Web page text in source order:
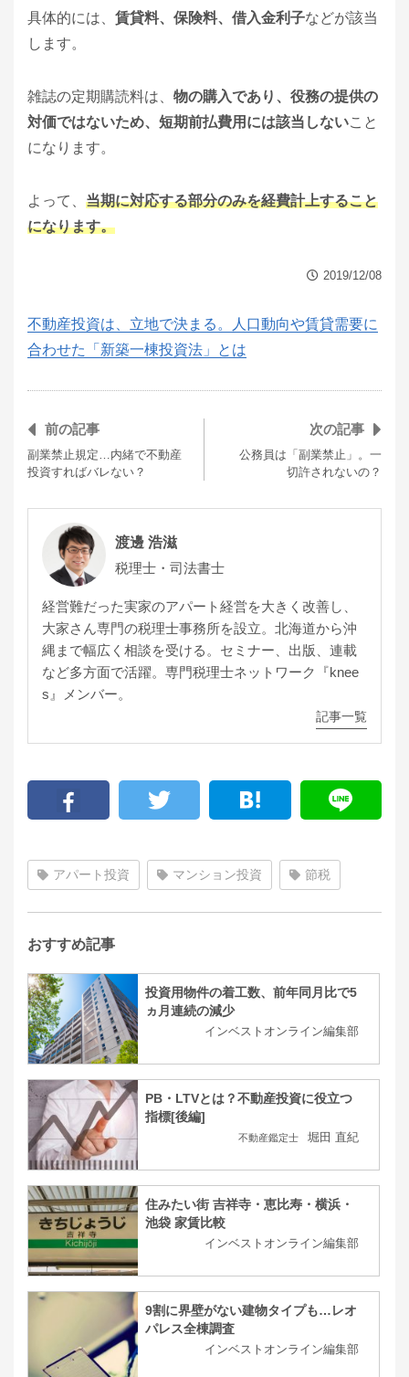
具体的には、 賃貸料、保険料、借入金利子などが該当
します。
雑誌の定期購読料は、 物の購入であり、役務の提供の
対価ではないため、短期前払費用には該当しないこと
になります。
よって、 当期に対応する部分のみを経費計上すること
になります。
2019/12/08
不動産投資は、立地で決まる。人口動向や賃貸需要に
合わせた「新築一棟投資法」とは
前の記事
副業禁止規定…内緒で不動産
投資すればバレない？
次の記事
公務員は「副業禁止」。一
切許されないの？
渡邊 浩滋
税理士・司法書士
経営難だった実家のアパート経営を大きく改善し、
大家さん専門の税理士事務所を設立。北海道から沖
縄まで幅広く相談を受ける。セミナー、出版、連載
など多方面で活躍。専門税理士ネットワーク『knee
s』メンバー。
記事一覧
アパート投資 マンション投資 節税
おすすめ記事
投資用物件の着工数、前年同月比で5
ヵ月連続の減少
インベストオンライン編集部
PB・LTVとは？不動産投資に役立つ
指標[後編]
不動産鑑定士 堀田 直紀
住みたい街 吉祥寺・恵比寿・横浜・
池袋 家賃比較
インベストオンライン編集部
9割に界壁がない建物タイプも…レオ
パレス全棟調査
インベストオンライン編集部